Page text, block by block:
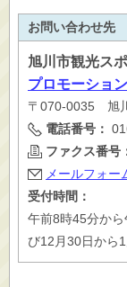
お問い合わせ先
旭川市観光ス
プロモーショ
〒070-0035 旭
電話番号：
ファクス番号
メールフォー
受付時間：
午前8時45分か
び12月30日から1